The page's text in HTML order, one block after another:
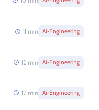
11 min Ai-Engineering
12 min Ai-Engineering
12 min Ai-Engineering